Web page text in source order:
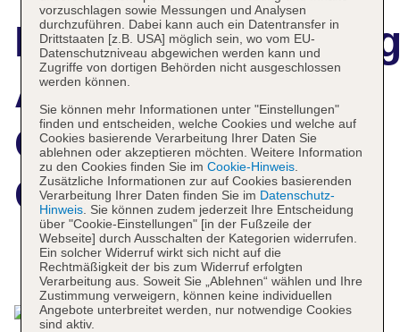
Appart'hôtel
Odalys City Nice
Centre
Das bietet Ihre Unterkunft
vorzuschlagen sowie Messungen und Analysen
durchzuführen. Dabei kann auch ein Datentransfer in
Drittstaaten [z.B. USA] möglich sein, wo vom EU-
Datenschutzniveau abgewichen werden kann und
Zugriffe von dortigen Behörden nicht ausgeschlossen
werden können.
Sie können mehr Informationen unter "Einstellungen"
finden und entscheiden, welche Cookies und welche auf
Cookies basierende Verarbeitung Ihrer Daten Sie
ablehnen oder akzeptieren möchten. Weitere Information
zu den Cookies finden Sie im Cookie-Hinweis.
Zusätzliche Informationen zur auf Cookies basierenden
Verarbeitung Ihrer Daten finden Sie im Datenschutz-
Hinweis. Sie können zudem jederzeit Ihre Entscheidung
über "Cookie-Einstellungen" [in der Fußzeile der
Webseite] durch Ausschalten der Kategorien widerrufen.
Ein solcher Widerruf wirkt sich nicht auf die
Rechtmäßigkeit der bis zum Widerruf erfolgten
Verarbeitung aus. Soweit Sie „Ablehnen“ wählen und Ihre
Zustimmung verweigern, können keine individuellen
Angebote unterbreitet werden, nur notwendige Cookies
sind aktiv.